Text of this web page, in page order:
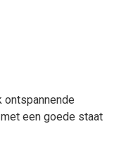
een goede staat